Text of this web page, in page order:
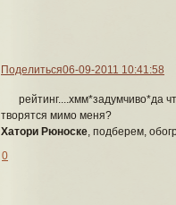
Поделиться06-09-2011 10:41:58
рейтинг....хмм*задумчиво*да
творятся мимо меня?
Хатори Рюноске, подберем,
0